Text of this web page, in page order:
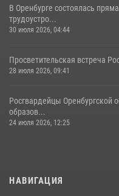
В Оренбурге состоялась
трудоустро...
30 июля 2026, 04:44
Просветительская встреча
28 июля 2026, 09:41
Росгвардейцы Оренбургской
образов...
24 июля 2026, 12:25
НАВИГАЦИЯ